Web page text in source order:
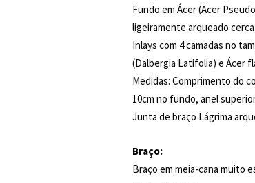
Fundo em Ácer (Acer
ligeiramente arqueado
Inlays com 4 camadas no
(Dalbergia Latifolia) e Ácer
Medidas: Comprimento do
10cm no fundo, anel
Junta de braço Lágrima
Braço:
Braço em meia-cana muito